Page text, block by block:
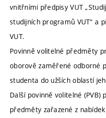
vnitřními předpisy VUT
studijních programů VUT“ a
VUT.
Povinně volitelné předměty
oborově zaměřené odborné
studenta do užších oblastí
Další povinně volitelné
předměty zařazené z nabídek